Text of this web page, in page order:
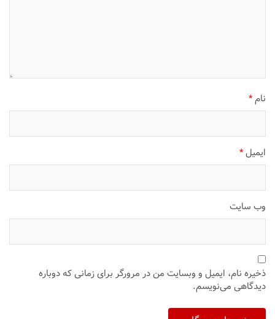
نام*
ایمیل*
وب‌ سایت
ذخیره نام، ایمیل و وبسایت من در مرورگر برای زمانی که دوباره
دیدگاهی می‌نویسم.